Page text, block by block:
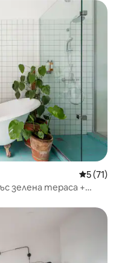
Средна
5 (71)
зелена тераса +